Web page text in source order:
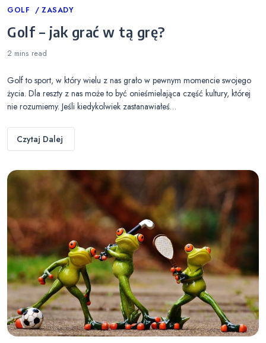
Categories
GOLF ZASADY
Golf – jak grać w tą grę?
2 mins read
Golf to sport, w który wielu z nas grało w pewnym momencie swojego
życia. Dla reszty z nas może to być onieśmielająca część kultury, której
nie rozumiemy. Jeśli kiedykolwiek zastanawiałeś…
Czytaj Dalej